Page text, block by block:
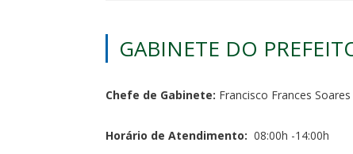
GABINETE DO
Chefe de Gabinete: Francisco Frances
Horário de Atendimento: 08:00h -14:00h